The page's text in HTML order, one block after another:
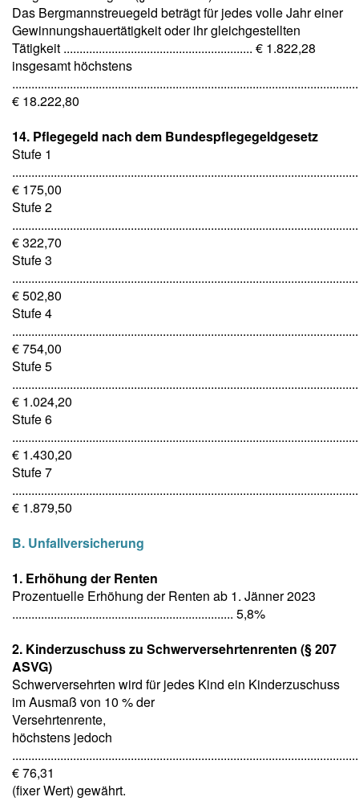
Das Bergmannstreuegeld beträgt für jedes volle Jahr einer
Gewinnungshauertätigkeit oder ihr gleichgestellten
Tätigkeit ........................................................... € 1.822,28
insgesamt höchstens
€ 18.222,80
14. Pflegegeld nach dem Bundespflegegeldgesetz
Stufe 1
€ 175,00
Stufe 2
€ 322,70
Stufe 3
€ 502,80
Stufe 4
€ 754,00
Stufe 5
€ 1.024,20
Stufe 6
€ 1.430,20
Stufe 7
€ 1.879,50
B. Unfallversicherung
1. Erhöhung der Renten
Prozentuelle Erhöhung der Renten ab 1. Jänner 2023
..................................................................... 5,8%
2. Kinderzuschuss zu Schwerversehrtenrenten (§ 207
ASVG)
Schwerversehrten wird für jedes Kind ein Kinderzuschuss
im Ausmaß von 10 % der
Versehrtenrente,
höchstens jedoch
€ 76,31
(fixer Wert) gewährt.